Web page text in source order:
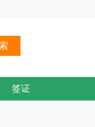
签证